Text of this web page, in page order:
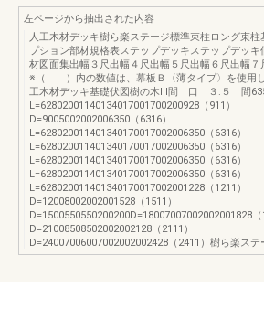
左ページから抽出された内容
人工木材デッキ樹ら楽ステージ標準束柱ロング束柱
プション部材規格表ステップデッキステップデッキ
材図面集出幅３尺出幅４尺出幅５尺出幅６尺出幅７
※（ ）内の数値は、幕板Ｂ〈薄タイプ〉を使用
工木材デッキ基礎伏図樹の木Ⅲ間 口 ３.５ 間
L=62802001140134017001700200928（911）
D=9005002002006350（6316）
L=628020011401340170017002006350（6316）
L=628020011401340170017002006350（6316）
L=628020011401340170017002006350（6316）
L=628020011401340170017002006350（6316）
L=628020011401340170017002001228（1211）
D=12008002002001528（1511）
D=1500550550200200D=18007007002002001828（
D=21008508502002002128（2111）
D=24007006007002002002428（2411）樹ら楽ステ